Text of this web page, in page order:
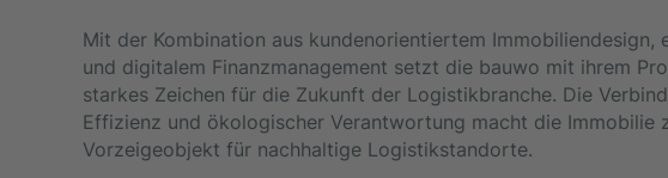
Mit der Kombination aus kundenorientiertem Immobiliendesign,
und digitalem Finanzmanagement setzt die bauwo mit ihrem
starkes Zeichen für die Zukunft der Logistikbranche. Die
Effizienz und ökologischer Verantwortung macht die Immobilie
Vorzeigeobjekt für nachhaltige Logistikstandorte.